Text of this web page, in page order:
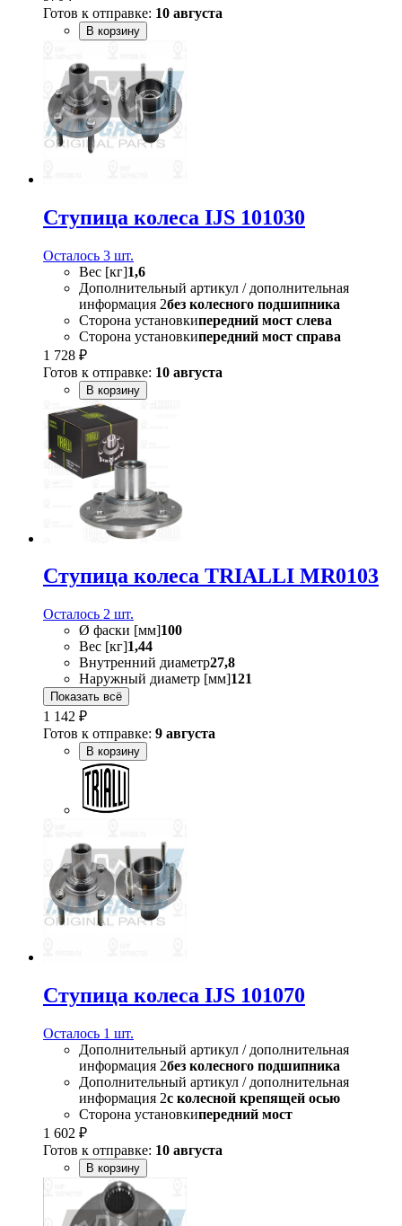
Готов к отправке: 10 августа
В корзину
Ступица колеса IJS 101030
Осталось 3 шт.
Вес [кг]1,6
Дополнительный артикул / дополнительная
информация 2без колесного подшипника
Сторона установкипередний мост слева
Сторона установкипередний мост справа
1 728 ₽
Готов к отправке: 10 августа
В корзину
Ступица колеса TRIALLI MR0103
Осталось 2 шт.
Ø фаски [мм]100
Вес [кг]1,44
Внутренний диаметр27,8
Наружный диаметр [мм]121
Показать всё
1 142 ₽
Готов к отправке: 9 августа
В корзину
Ступица колеса IJS 101070
Осталось 1 шт.
Дополнительный артикул / дополнительная
информация 2без колесного подшипника
Дополнительный артикул / дополнительная
информация 2с колесной крепящей осью
Сторона установкипередний мост
1 602 ₽
Готов к отправке: 10 августа
В корзину